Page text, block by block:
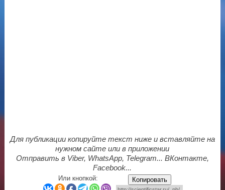
Для публикации копируйте текст ниже и вставляйте на
нужном сайте или в приложении
Отправить в Viber, WhatsApp, Telegram... ВКонтакте,
Facebook...
Или кнопкой: Копировать